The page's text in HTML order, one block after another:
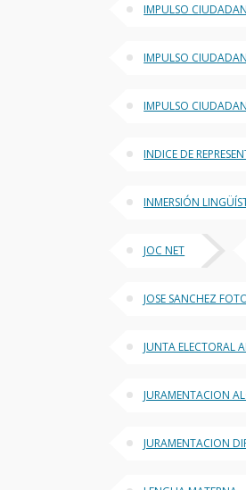
IMPULSO
IMPULSO
IMPULSO
INDICE DE
INMERSIÓN
JOC NET
JOSE SANCHEZ
JUNTA ELECTORAL
JURAMENTACION
JURAMENTACION